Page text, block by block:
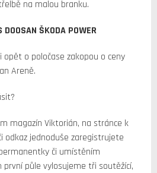
na malou branku.
DOOSAN ŠKODA POWER
opět o poločase zakopou o ceny
Areně.
magazín Viktorián, na stránce k
odkaz jednoduše zaregistrujete
či umístěním
půle vylosujeme tři soutěžící,